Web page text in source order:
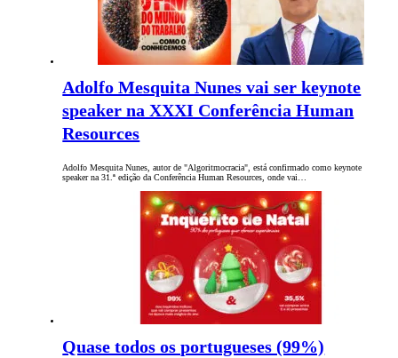
Adolfo Mesquita Nunes vai ser keynote
speaker na XXXI Conferência Human
Resources
Adolfo Mesquita Nunes, autor de "Algoritmocracia", está confirmado como keynote
speaker na 31.ª edição da Conferência Human Resources, onde vai…
Quase todos os portugueses (99%)